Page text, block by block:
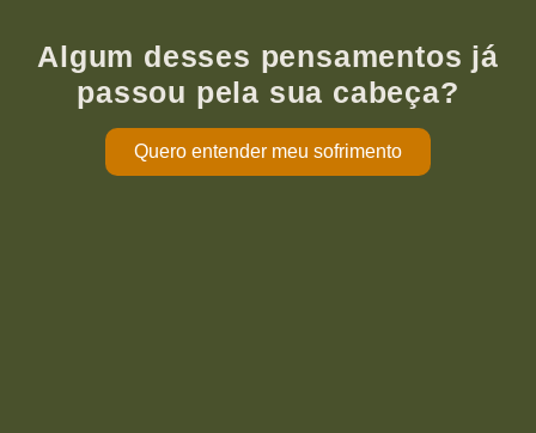
Algum desses pensamentos já
passou pela sua cabeça?
Quero entender meu sofrimento